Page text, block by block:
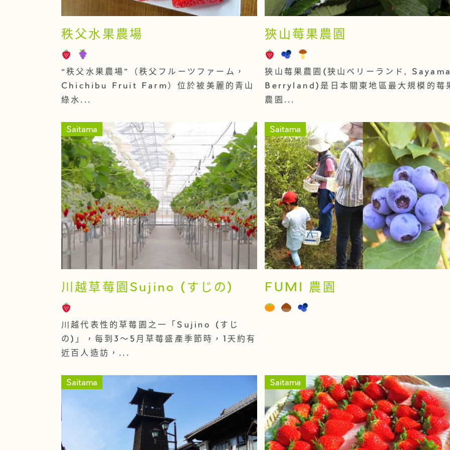
秩父水果農場
“秩父水果農場”（秩父フルーツファーム，
Chichibu Fruit Farm）位於被美麗的青山
綠水...
狹山莓果農園
狹山莓果農園(狭山ベリーランド,
Berryland)是日本關東地區最大規模的莓
農園...
Saitama
川越草莓園Sujino (すじの)
川越代表性的草莓園之一「Sujino (すじ
の)」，每到3～5月草莓盛產季節時，1天約有
近百人造訪，...
Saitama
FUMI 農園
Saitama Saitama